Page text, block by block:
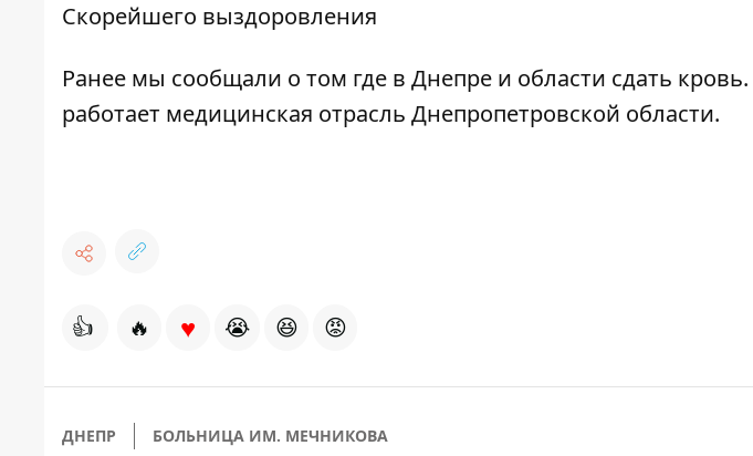
Скорейшего выздоровления
Ранее мы сообщали о том где в Днепре и области сдать кровь.
работает медицинская отрасль Днепропетровской области.
👍 🔥 ♥ 😭 😆 😡
ДНЕПР БОЛЬНИЦА ИМ. МЕЧНИКОВА